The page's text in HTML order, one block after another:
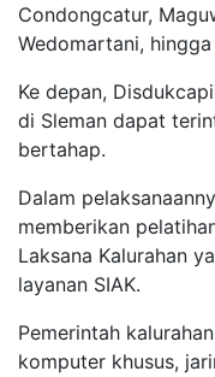
Condongcatur,
Wedomartani,
Ke depan,
di Sleman dapat
bertahap.
Dalam
memberikan
Laksana Kalurahan
layanan SIAK.
Pemerintah
komputer khusus,